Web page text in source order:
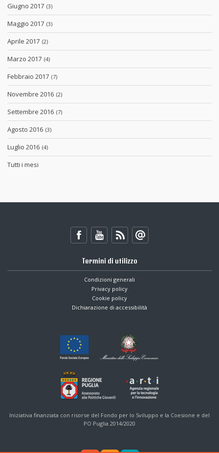
Giugno 2017 (3)
Maggio 2017 (3)
Aprile 2017 (2)
Marzo 2017 (4)
Febbraio 2017 (7)
Novembre 2016 (2)
Settembre 2016 (7)
Agosto 2016 (3)
Luglio 2016 (4)
Tutti i mesi
Termini di utilizzo
Condizioni generali
Privacy policy
Cookie policy
Dichiarazione di accessibilità
Iniziativa finanziata con risorse del Fondo per lo Sviluppo e la Coesione e del
PO Puglia 2014/2020